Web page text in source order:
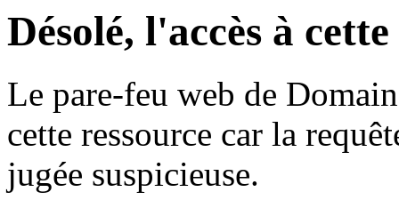
Désolé, l'accès à
Le pare-feu web de
cette ressource car la
jugée suspicieuse.